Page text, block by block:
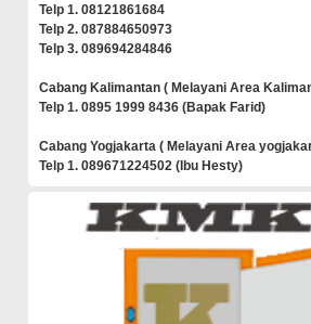
Telp 1. 08121861684
Telp 2. 087884650973
Telp 3. 089694284846
Cabang Kalimantan ( Melayani Area
Telp 1. 0895 1999 8436 (Bapak Farid)
Cabang Yogjakarta ( Melayani Area
Telp 1. 089671224502 (Ibu Hesty)